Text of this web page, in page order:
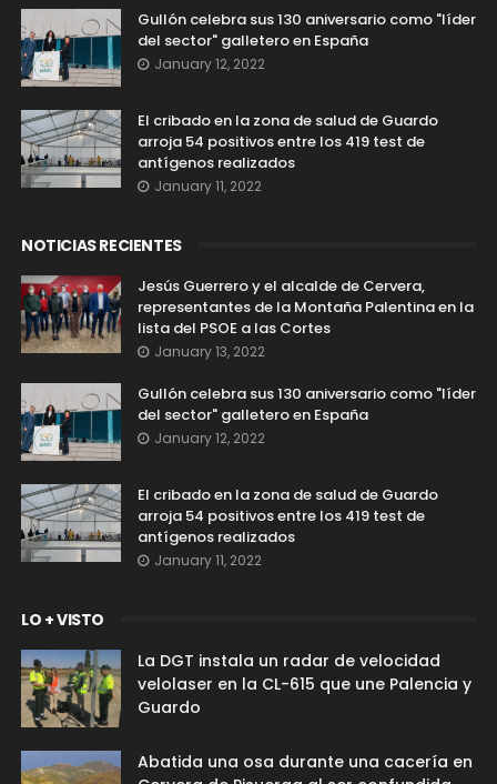
Gullón celebra sus 130 aniversario como "líder
del sector" galletero en España
January 12, 2022
El cribado en la zona de salud de Guardo
arroja 54 positivos entre los 419 test de
antígenos realizados
January 11, 2022
NOTICIAS RECIENTES
Jesús Guerrero y el alcalde de Cervera,
representantes de la Montaña Palentina en la
lista del PSOE a las Cortes
January 13, 2022
Gullón celebra sus 130 aniversario como "líder
del sector" galletero en España
January 12, 2022
El cribado en la zona de salud de Guardo
arroja 54 positivos entre los 419 test de
antígenos realizados
January 11, 2022
LO + VISTO
La DGT instala un radar de velocidad
velolaser en la CL-615 que une Palencia y
Guardo
Abatida una osa durante una cacería en